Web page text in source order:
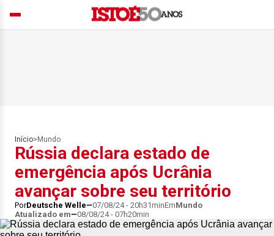
Início> Mundo
Rússia declara estado de
emergência após Ucrânia
avançar sobre seu território
PorDeutsche Welle 07/08/24 - 20h31minEmMundo
Atualizado em
08/08/24 - 07h20min